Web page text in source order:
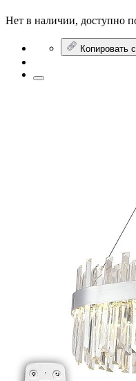
Нет в наличии, доступно
Копировать